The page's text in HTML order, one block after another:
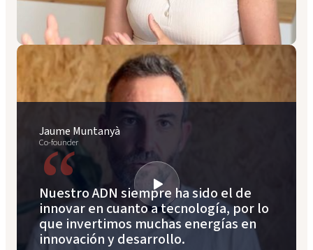
Jaume Muntanyà
Co-founder
“
Nuestro ADN siempre ha sido el de
innovar en cuanto a tecnología, por lo
que invertimos muchas energías en
innovación y desarrollo.